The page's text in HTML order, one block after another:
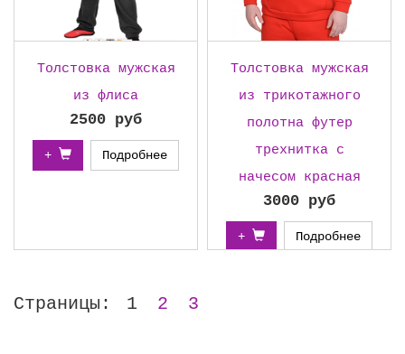
Толстовка мужская
из флиса
2500 руб
+ Подробнее
Толстовка мужская
из трикотажного
полотна футер
трехнитка с
начесом красная
3000 руб
+ Подробнее
Страницы: 1 2 3